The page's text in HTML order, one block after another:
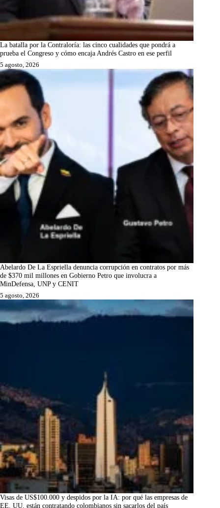
La batalla por la Contraloría: las cinco cualidades que pondrá a
prueba el Congreso y cómo encaja Andrés Castro en ese perfil
5 agosto, 2026
Abelardo De La Espriella denuncia corrupción en contratos por más
de $370 mil millones en Gobierno Petro que involucra a
MinDefensa, UNP y CENIT
5 agosto, 2026
Visas de US$100.000 y despidos por la IA: por qué las empresas de
EE. UU. están contratando colombianos sin sacarlos del país